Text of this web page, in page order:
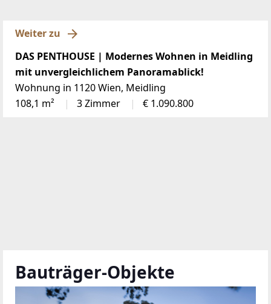
Weiter zu
DAS PENTHOUSE | Modernes Wohnen in Meidling
mit unvergleichlichem Panoramablick!
Wohnung in 1120 Wien, Meidling
108,1 m²
3 Zimmer € 1.090.800
Bauträger-Objekte